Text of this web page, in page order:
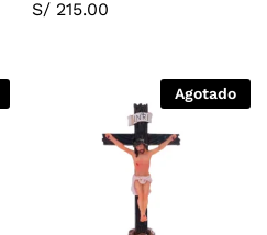
S/ 215.00
Agotado